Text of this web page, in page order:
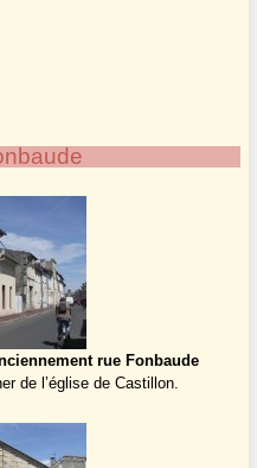
rue Fonbaude
de l’église de Castillon.